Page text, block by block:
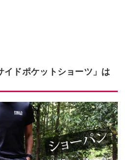
イドポケットショーツ」は